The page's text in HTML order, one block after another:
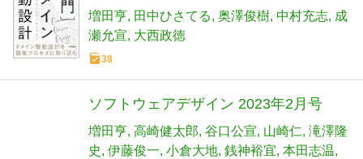
(Software Design別冊)
増田亨 田中ひさてる 奥澤俊樹 中村充志 成
瀬允宣 大西政徳
38
ソフトウェアデザイン 2023年2月号
増田亨 高崎健太郎 谷口公宣 山崎仁 滝澤隆
史 伊藤俊一 小倉大地 銭神裕宜 本田志温